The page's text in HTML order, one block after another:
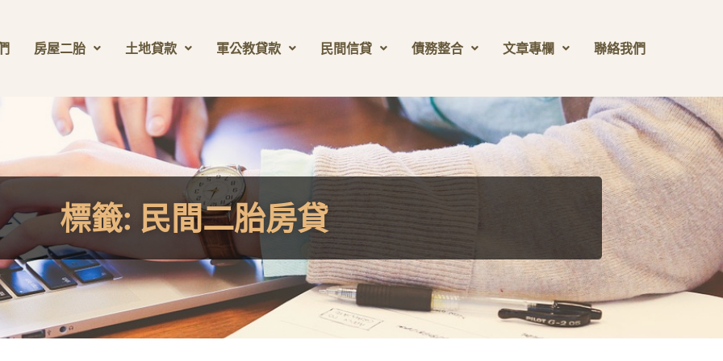
房屋二胎 土地貸款 軍公教貸款 民間信貸 債務整合 文章專欄 聯絡我們
標籤: 民間二胎房貸